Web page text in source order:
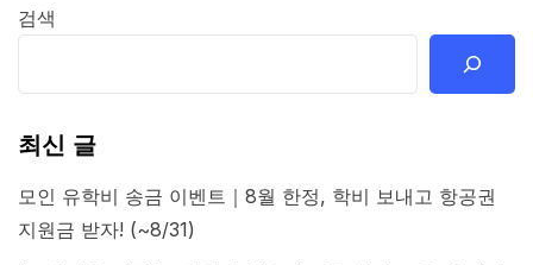
검색
최신 글
모인 유학비 송금 이벤트｜8월 한정, 학비 보내고 항공권
지원금 받자! (~8/31)